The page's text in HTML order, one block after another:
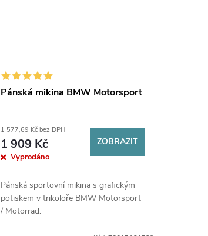
Pánská mikina BMW Motorsport
1 577,69 Kč bez DPH
1 909 Kč
Vyprodáno
ZOBRAZIT
Pánská sportovní mikina s grafickým
potiskem v trikoloře BMW Motorsport
/ Motorrad.